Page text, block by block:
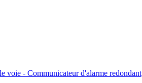
voie - Communicateur d'alarme redondant